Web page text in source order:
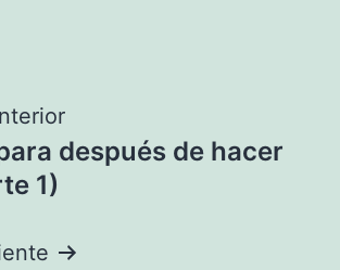
después de hacer
1)